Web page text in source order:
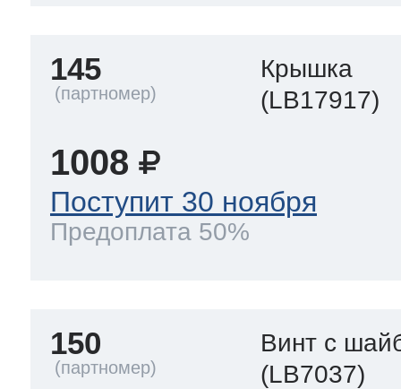
145
Крышка
(LB17917)
1008
Поступит 30 ноября
Предоплата 50%
150
Винт с
(LB7037)